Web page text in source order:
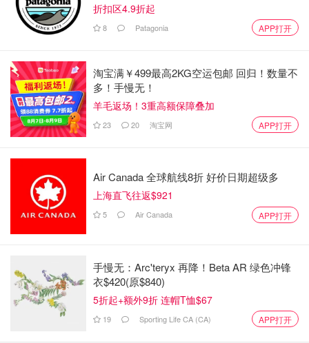
折扣区4.9折起
8 Patagonia APP打开
淘宝满￥499最高2KG空运包邮 回归！数量不
多！手慢无！
羊毛返场！3重高额保障叠加
23 20 淘宝网 APP打开
Air Canada 全球航线8折 好价日期超级多
上海直飞往返$921
5 Air Canada APP打开
手慢无：Arc'teryx 再降！Beta AR 绿色冲锋
衣$420(原$840)
5折起+额外9折 连帽T恤$67
19 Sporting Life CA (CA) APP打开